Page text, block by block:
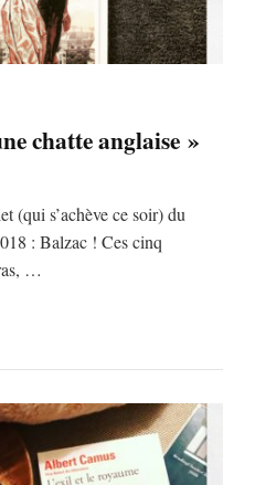
chatte anglaise »
(qui s’achève ce soir) du
: Balzac ! Ces cinq
…